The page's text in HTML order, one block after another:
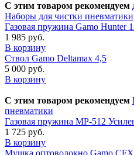
С этим товаром рекомендуем
Наборы для чистки пневматики
Газовая пружина Gamo Hunter
1 985 руб.
В корзину
Ствол Gamo Deltamax 4,5
5 000 руб.
В корзину
С этим товаром рекомендуем
пневматики
Газовая пружина МР-512
1 725 руб.
В корзину